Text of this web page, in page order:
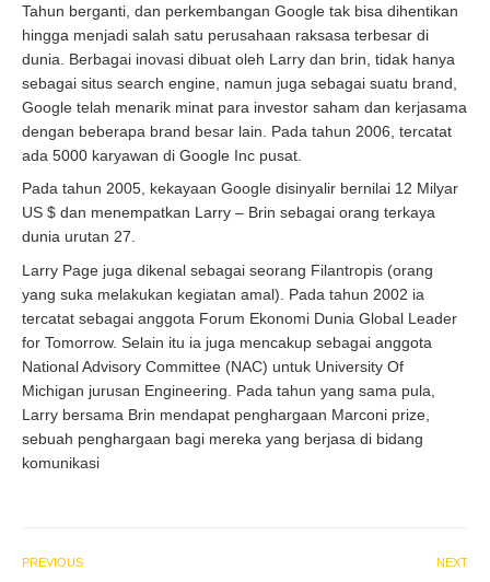
Tahun berganti, dan perkembangan Google tak bisa dihentikan
hingga menjadi salah satu perusahaan raksasa terbesar di
dunia. Berbagai inovasi dibuat oleh Larry dan brin, tidak hanya
sebagai situs search engine, namun juga sebagai suatu brand,
Google telah menarik minat para investor saham dan kerjasama
dengan beberapa brand besar lain. Pada tahun 2006, tercatat
ada 5000 karyawan di Google Inc pusat.
Pada tahun 2005, kekayaan Google disinyalir bernilai 12 Milyar
US $ dan menempatkan Larry – Brin sebagai orang terkaya
dunia urutan 27.
Larry Page juga dikenal sebagai seorang Filantropis (orang
yang suka melakukan kegiatan amal). Pada tahun 2002 ia
tercatat sebagai anggota Forum Ekonomi Dunia Global Leader
for Tomorrow. Selain itu ia juga mencakup sebagai anggota
National Advisory Committee (NAC) untuk University Of
Michigan jurusan Engineering. Pada tahun yang sama pula,
Larry bersama Brin mendapat penghargaan Marconi prize,
sebuah penghargaan bagi mereka yang berjasa di bidang
komunikasi
PREVIOUS NEXT